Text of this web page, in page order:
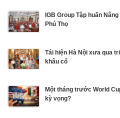
IGB Group Tập huấn
Phú Thọ
Tái hiện Hà Nội xưa qua
khâu cổ
Một tháng trước World
kỳ vọng?